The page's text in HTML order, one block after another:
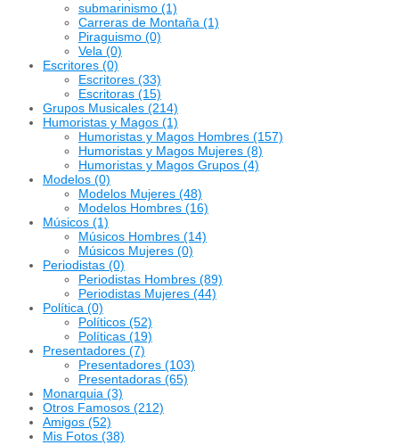
submarinismo (1)
Carreras de Montaña (1)
Piraguismo (0)
Vela (0)
Escritores (0)
Escritores (33)
Escritoras (15)
Grupos Musicales (214)
Humoristas y Magos (1)
Humoristas y Magos Hombres (157)
Humoristas y Magos Mujeres (8)
Humoristas y Magos Grupos (4)
Modelos (0)
Modelos Mujeres (48)
Modelos Hombres (16)
Músicos (1)
Músicos Hombres (14)
Músicos Mujeres (0)
Periodistas (0)
Periodistas Hombres (89)
Periodistas Mujeres (44)
Política (0)
Políticos (52)
Políticas (19)
Presentadores (7)
Presentadores (103)
Presentadoras (65)
Monarquia (3)
Otros Famosos (212)
Amigos (52)
Mis Fotos (38)